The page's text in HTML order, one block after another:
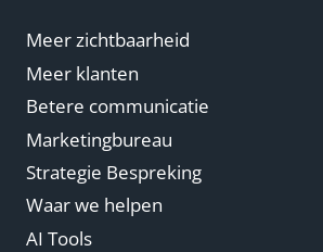
Meer zichtbaarheid
Meer klanten
Betere communicatie
Marketingbureau
Strategie Bespreking
Waar we helpen
AI Tools